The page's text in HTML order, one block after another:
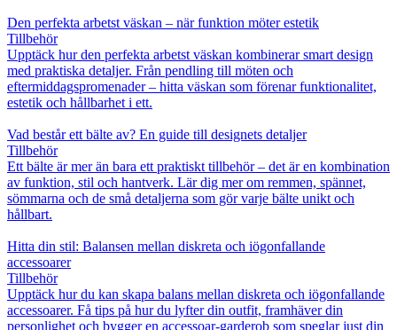
Den perfekta arbetst väskan – när funktion möter estetik
Tillbehör
Upptäck hur den perfekta arbetst väskan kombinerar smart design
med praktiska detaljer. Från pendling till möten och
eftermiddagspromenader – hitta väskan som förenar funktionalitet,
estetik och hållbarhet i ett.
Vad består ett bälte av? En guide till designets detaljer
Tillbehör
Ett bälte är mer än bara ett praktiskt tillbehör – det är en kombination
av funktion, stil och hantverk. Lär dig mer om remmen, spännet,
sömmarna och de små detaljerna som gör varje bälte unikt och
hållbart.
Hitta din stil: Balansen mellan diskreta och iögonfallande
accessoarer
Tillbehör
Upptäck hur du kan skapa balans mellan diskreta och iögonfallande
accessoarer. Få tips på hur du lyfter din outfit, framhäver din
personlighet och bygger en accessoar-garderob som speglar just din